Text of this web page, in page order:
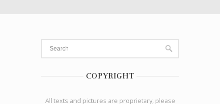
COPYRIGHT
All texts and pictures are proprietary, please